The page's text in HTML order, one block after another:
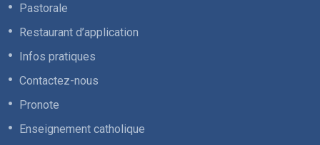
Pastorale
Restaurant d’application
Infos pratiques
Contactez-nous
Pronote
Enseignement catholique